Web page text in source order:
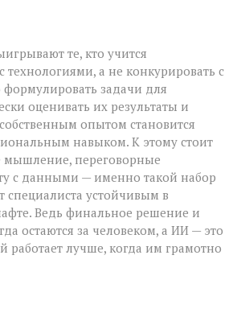
те, кто учится
технологиями, а не конкурировать с
задачи для
оценивать их результаты и
опытом становится
навыком. К этому стоит
мышление, переговорные
с данными — именно такой набор
специалиста устойчивым в
Ведь финальное решение и
остаются за человеком, а ИИ — это
работает лучше, когда им грамотно